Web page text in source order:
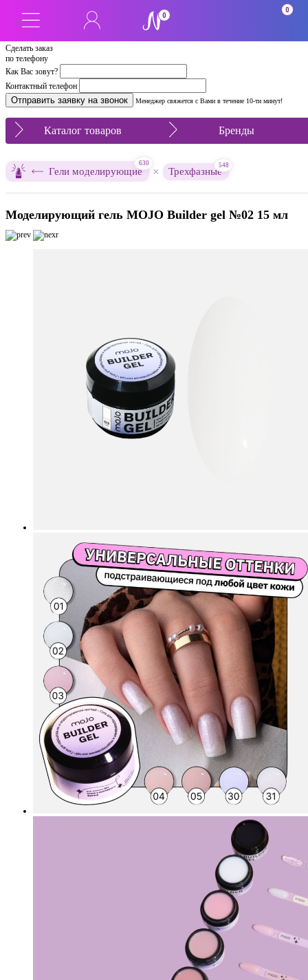
Сделать заказ
по телефону
Как Вас зовут?
Контактный телефон
Менеджер свяжется с Вами в течение 10-ти минут!
0
0
Каталог товаров Бренды
Гели моделирующие
630
× Трехфазные
548
Моделирующий гель MOJO Builder gel №02 15 мл